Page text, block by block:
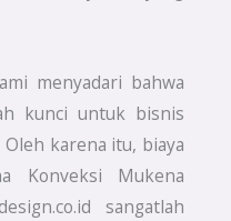
menyadari bahwa
kunci untuk bisnis
karena itu, biaya
Konveksi Mukena
sangatlah